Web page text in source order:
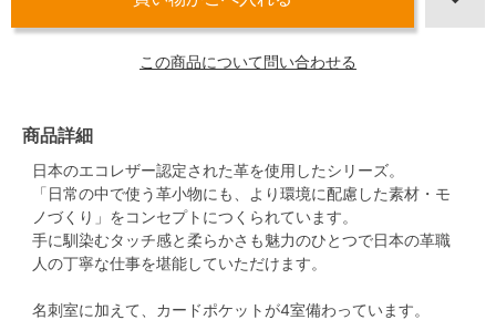
この商品について問い合わせる
商品詳細
日本のエコレザー認定された革を使用したシリーズ。
「日常の中で使う革小物にも、より環境に配慮した素材・モ
ノづくり」をコンセプトにつくられています。
手に馴染むタッチ感と柔らかさも魅力のひとつで日本の革職
人の丁寧な仕事を堪能していただけます。
名刺室に加えて、カードポケットが4室備わっています。